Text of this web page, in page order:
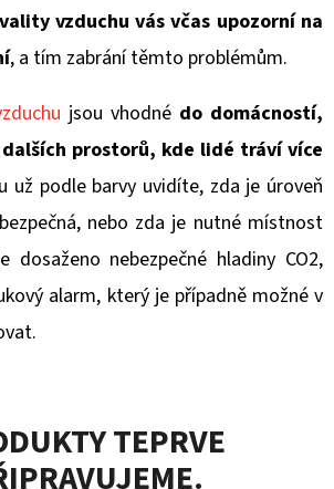
vzduchu vás včas upozorní na
, a tím zabrání těmto problémům.
jsou vhodné do domácností,
prostorů, kde lidé tráví více
už podle barvy uvidíte, zda je úroveň
nebo zda je nutné místnost
dosaženo nebezpečné hladiny CO2,
alarm, který je případně možné v
TEPRVE
HLEDAT